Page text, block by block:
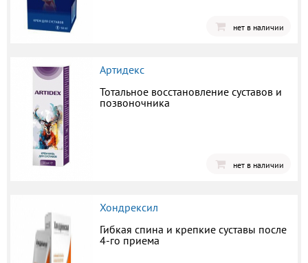
нет в наличии
Артидекс
Тотальное восстановление суставов и
позвоночника
нет в наличии
Хондрексил
Гибкая спина и крепкие суставы после
4-го приема